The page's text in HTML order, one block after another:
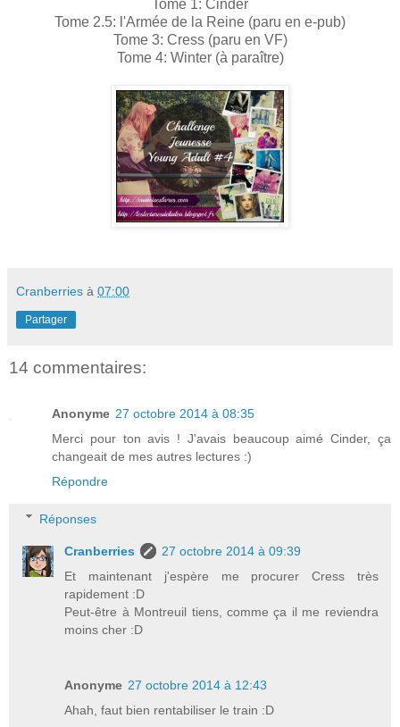
Tome 1: Cinder
Tome 2.5: l'Armée de la Reine (paru en e-pub)
Tome 3: Cress (paru en VF)
Tome 4: Winter (à paraître)
Cranberries à 07:00
Partager
14 commentaires:
Anonyme 27 octobre 2014 à 08:35
Merci pour ton avis ! J'avais beaucoup aimé Cinder, ça
changeait de mes autres lectures :)
Répondre
Réponses
Cranberries
27 octobre 2014 à 09:39
Et maintenant j'espère me procurer Cress très
rapidement :D
Peut-être à Montreuil tiens, comme ça il me reviendra
moins cher :D
Anonyme 27 octobre 2014 à 12:43
Ahah, faut bien rentabiliser le train :D